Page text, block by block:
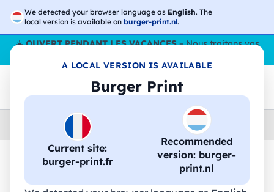
We detected your browser language as English. The
local version is available on burger-print.nl.
A LOCAL VERSION IS AVAILABLE
Burger Print
Current site:
burger-print.fr
Recommended
version: burger-
print.nl
☀️OUVERT PENDANT LES VACANCES– Nous traitons vos
Accessoires technologie-personnalisee
🔥 Impression DTF à -30 %